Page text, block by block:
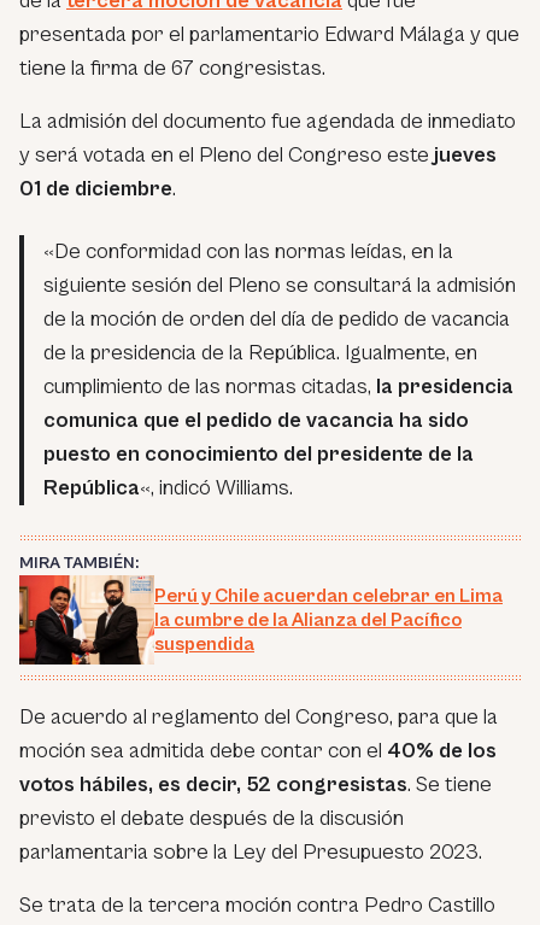
presentada por el parlamentario Edward Málaga y que
tiene la firma de 67 congresistas.
La admisión del documento fue agendada de inmediato
y será votada en el Pleno del Congreso este jueves
01 de diciembre.
«De conformidad con las normas leídas, en la
siguiente sesión del Pleno se consultará la admisión
de la moción de orden del día de pedido de vacancia
de la presidencia de la República. Igualmente, en
cumplimiento de las normas citadas, la presidencia
comunica que el pedido de vacancia ha sido
puesto en conocimiento del presidente de la
República«, indicó Williams.
MIRA TAMBIÉN:
Perú y Chile acuerdan celebrar en Lima
la cumbre de la Alianza del Pacífico
suspendida
De acuerdo al reglamento del Congreso, para que la
moción sea admitida debe contar con el 40% de los
votos hábiles, es decir, 52 congresistas. Se tiene
previsto el debate después de la discusión
parlamentaria sobre la Ley del Presupuesto 2023.
Se trata de la tercera moción contra Pedro Castillo